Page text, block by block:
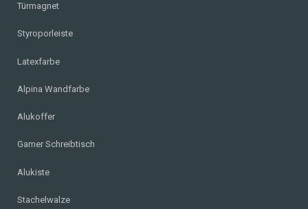
Türmagnet
Styroporleiste
Latexfarbe
Alpina Wandfarbe
Alukoffer
Gamer Schreibtisch
Alukiste
Stachelwalze